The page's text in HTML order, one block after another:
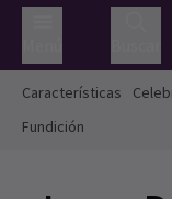
Características
Fundición